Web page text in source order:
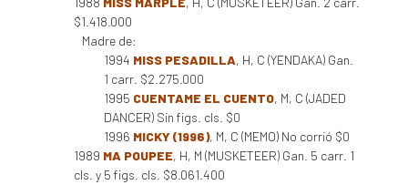
$1.418.000
Madre de:
1994 MISS PESADILLA, H, C (YENDAKA) Gan.
1 carr. $2.275.000
1995 CUENTAME EL CUENTO, M, C (JADED
DANCER) Sin figs. cls. $0
1996 MICKY (1996), M, C (MEMO) No corrió $0
1989 MA POUPEE, H, M (MUSKETEER) Gan. 5 carr. 1
cls. y 5 figs. cls. $8.061.400